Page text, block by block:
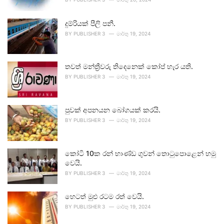
දුම්රියක් පීලි පනී.
BY PUBLISHER 3 මාර්තු 19, 2024
තවත් මන්ත්‍රීවරු තිදෙනෙක් කෝප් හැර යති.
BY PUBLISHER 3 මාර්තු 19, 2024
පුවක් අපනයන බෝගයක් කරයි.
BY PUBLISHER 3 මාර්තු 19, 2024
කෝටි 10ක රන් භාණ්ඩ ගුවන් තොටුපොළෙන් හමු
වෙයි.
BY PUBLISHER 3 මාර්තු 19, 2024
හෙටත් මුළු රටම රත් වෙයි.
BY PUBLISHER 3 මාර්තු 19, 2024